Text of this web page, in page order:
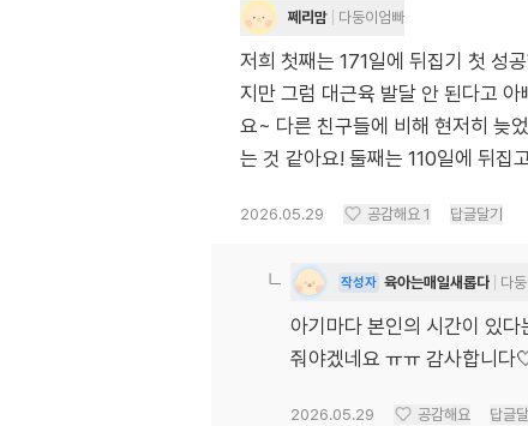
쩨리맘 다둥이엄빠
저희 첫째는 171일에 뒤집기 첫 성
지만 그럼 대근육 발달 안 된다고
요~ 다른 친구들에 비해 현저히 늦
는 것 같아요! 둘째는 110일에 뒤집
2026.05.29 공감해요 1 답글달기
작성자 육아는매일새롭다 다
아기마다 본인의 시간이 있
줘야겠네요 ㅠㅠ 감사합니
2026.05.29 공감해요 답글